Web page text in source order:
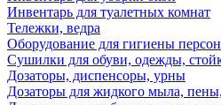
Инвентарь для туалетных комнат
Тележки, ведра
Оборудование для гигиены
Сушилки для обуви, одежды,
Дозаторы, диспенсоры, урны
Дозаторы для жидкого мыла,